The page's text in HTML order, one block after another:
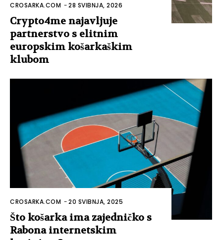
CROSARKA.COM -28 SVIBNJA, 2026
Crypto4me najavljuje
partnerstvo s elitnim
europskim košarkaškim
klubom
CROSARKA.COM -20 SVIBNJA, 2025
Što košarka ima zajedničko s
Rabona internetskim